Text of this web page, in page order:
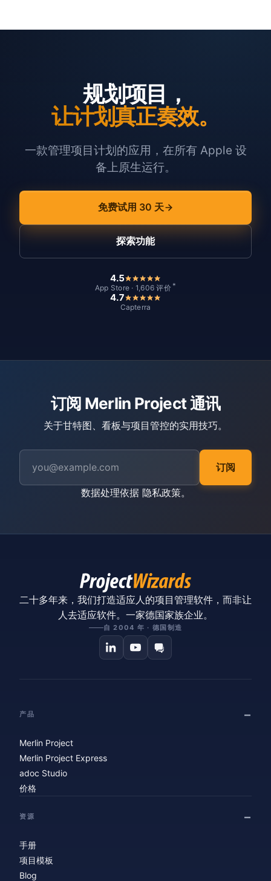
规划项目，
让计划真正奏效。
一款管理项目计划的应用，在所有 Apple 设
备上原生运行。
免费试用 30 天
探索功能
4.5
App Store · 1,606 评价 *
4.7
Capterra
订阅 Merlin Project 通讯
关于甘特图、看板与项目管控的实用技巧。
订阅
数据处理依据 隐私政策。
二十多年来，我们打造适应人的项目管理软件，而非让
人去适应软件。一家德国家族企业。
自 2004 年 · 德国制造
产品
Merlin Project
Merlin Project Express
adoc Studio
价格
资源
手册
项目模板
Blog